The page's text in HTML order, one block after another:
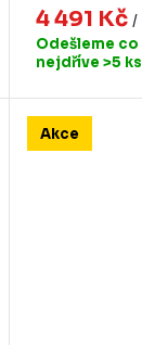
4 491 Kč /
Odešleme co
nejdříve >5 ks
Akce